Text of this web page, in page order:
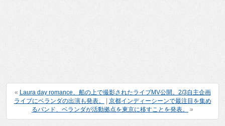
« Laura day romance、船の上で撮影されたライブMV公開。2/3自主企画
ライブにベランダの出演も発表。
| 京都インディーシーンで最注目を集め
るバンド、ベランダが活動拠点を東京に移すことを発表。
»